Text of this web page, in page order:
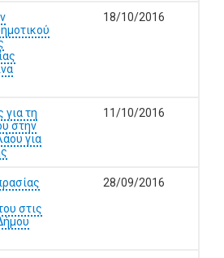
18/10/2016
για τη
στην
για
11/10/2016
στις
28/09/2016